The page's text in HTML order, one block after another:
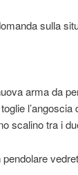
sulla
arma da
scalino tra i